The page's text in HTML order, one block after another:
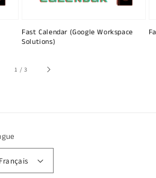
Fast Calendar (Google Workspace
Solutions)
1 /sur
3
Français